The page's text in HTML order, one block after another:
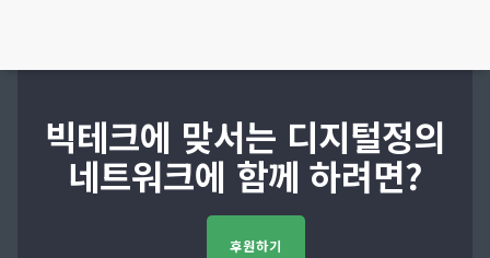
빅테크에 맞서는 디지털정의
네트워크에 함께 하려면?
후원하기